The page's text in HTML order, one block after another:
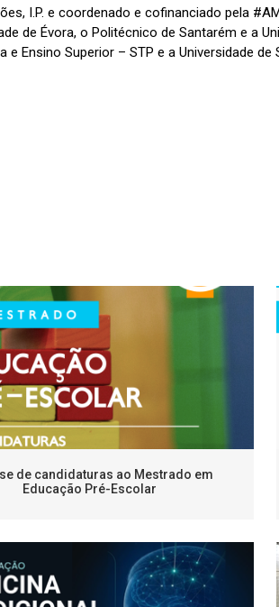
I.P. e coordenado e cofinanciado pela
de Évora, o Politécnico de Santarém e a
Ensino Superior – STP e a Universidade de
de candidaturas ao Mestrado em
Educação Pré-Escolar